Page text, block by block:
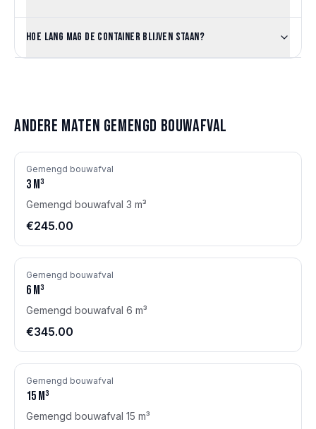
Hoe lang mag de container blijven staan?
Andere maten Gemengd bouwafval
Gemengd bouwafval
3 m³
Gemengd bouwafval 3 m³
€245.00
Gemengd bouwafval
6 m³
Gemengd bouwafval 6 m³
€345.00
Gemengd bouwafval
15 m³
Gemengd bouwafval 15 m³